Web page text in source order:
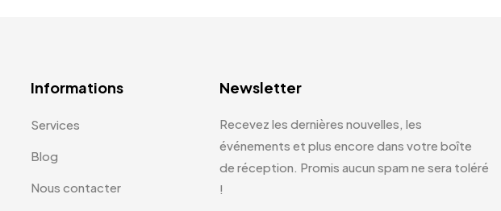
Informations
Services
Blog
Nous contacter
Newsletter
Recevez les dernières nouvelles, les
événements et plus encore dans votre boîte
de réception. Promis aucun spam ne sera toléré
!